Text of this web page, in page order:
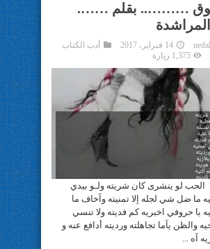
……….. بقلم …….
14 فبراير، 2017
أدب الكتاب
1,375 زيارة
لو ينشرى كان شريته ولـو بيدي
ما ضل شي لجله إلا تمنيته وآخاف ما
يا حروفي اخبريه كم فديته ولا تنسي
والظن يآما تجاهلته ورديته أدافع عنه و
آه ...